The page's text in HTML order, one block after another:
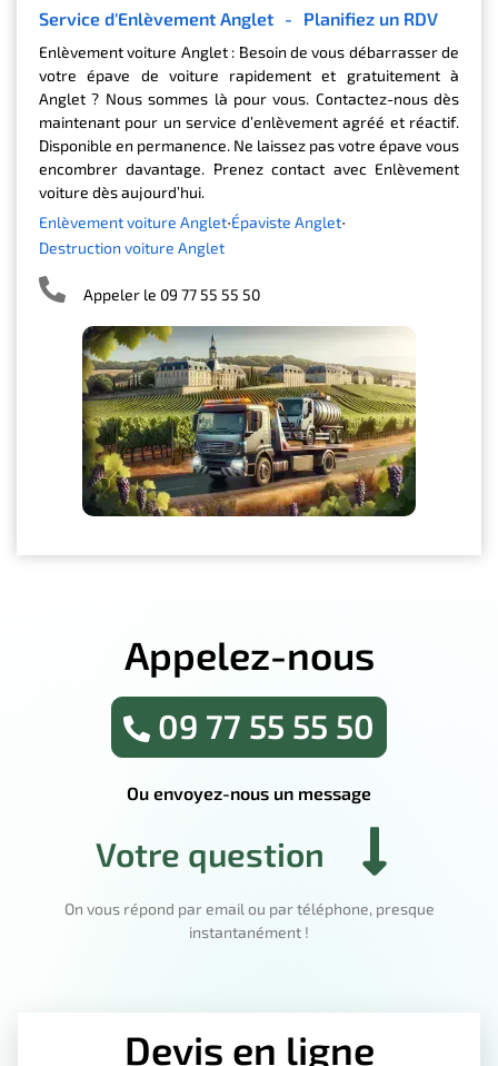
Service d'Enlèvement Anglet - Planifiez un RDV
Enlèvement voiture Anglet : Besoin de vous débarrasser de
votre épave de voiture rapidement et gratuitement à
Anglet ? Nous sommes là pour vous. Contactez-nous dès
maintenant pour un service d’enlèvement agréé et réactif.
Disponible en permanence. Ne laissez pas votre épave vous
encombrer davantage. Prenez contact avec Enlèvement
voiture dès aujourd’hui.
Enlèvement voiture Anglet
Épaviste Anglet
Destruction voiture Anglet
Appeler le 09 77 55 55 50
Appelez-nous
09 77 55 55 50
Ou envoyez-nous un message
Votre question
On vous répond par email ou par téléphone, presque
instantanément !
Devis en ligne